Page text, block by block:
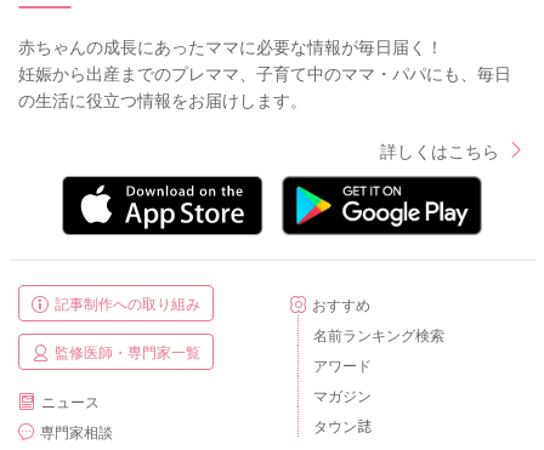
赤ちゃんの成長にあったママに必要な情報が毎日届く！
妊娠から出産までのプレママ、子育て中のママ・パパにも、毎日
の生活に役立つ情報をお届けします。
詳しくはこちら
記事制作への取り組み
監修医師・専門家一覧
ニュース
専門家相談
おすすめ
名前ランキング検索
アワード
マガジン
タウン誌